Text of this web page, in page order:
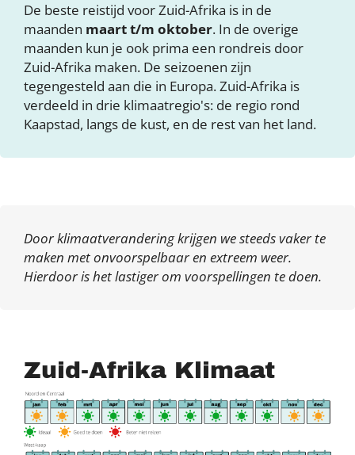
De beste reistijd voor Zuid-Afrika is in de
maanden maart t/m oktober. In de overige
maanden kun je ook prima een rondreis door
Zuid-Afrika maken. De seizoenen zijn
tegengesteld aan die in Europa. Zuid-Afrika is
verdeeld in drie klimaatregio's: de regio rond
Kaapstad, langs de kust, en de rest van het land.
Door klimaatverandering krijgen we steeds vaker te
maken met onvoorspelbaar en extreem weer.
Hierdoor is het lastiger om voorspellingen te doen.
Zuid-Afrika Klimaat